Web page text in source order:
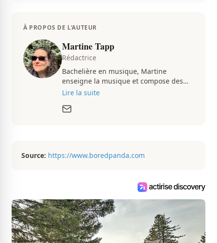
À PROPOS DE L'AUTEUR
Martine Tapp
Rédactrice
Bachelière en musique, Martine
enseigne la musique et compose des
pièces musicales pendant ses temps
d’aménagement intérieur, elle suit de
Lire la suite
Source: https://www.boredpanda.com